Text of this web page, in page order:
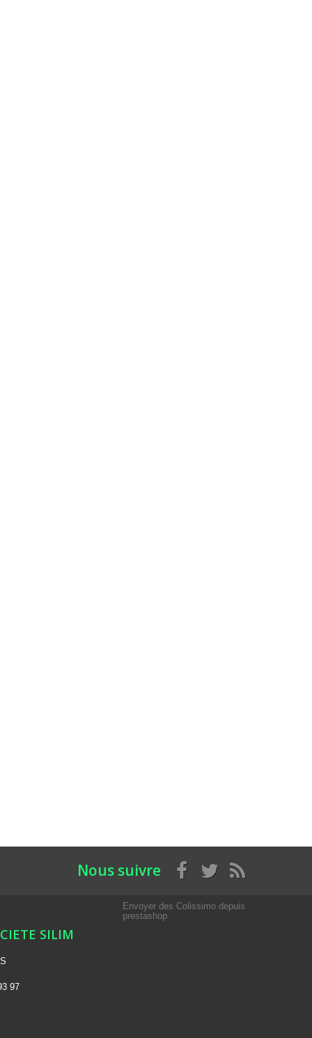
Nous suivre
SILIM
97
Envoyer des Colissimo depuis
prestashop